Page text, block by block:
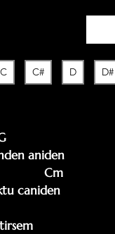
C C# D D#
aniden
Cm
caniden